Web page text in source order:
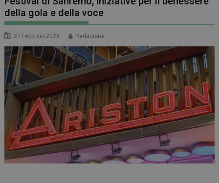
della gola e della voce
27 Febbraio 2026 Redazione